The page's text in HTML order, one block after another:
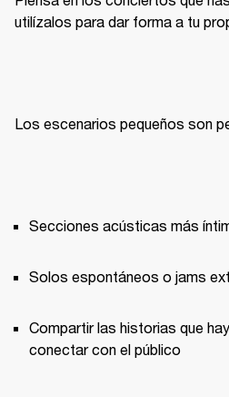
utilízalos para dar forma a tu
Los escenarios pequeños son
Secciones acústicas más
Solos espontáneos o jams
Compartir las historias que
conectar con el público